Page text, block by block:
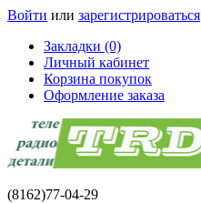
Войти или зарегистрироваться
Закладки (0)
Личный кабинет
Корзина покупок
Оформление заказа
(8162)77-04-29